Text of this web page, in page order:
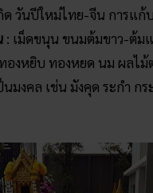
ด วันปีใหม่ไทย-จีน การแก้
: เม็ดขนุน ขนมต้มขาว-ต้ม
องหยิบ ทองหยด นม ผลไม้
มงคล เช่น มังคุด ระกำ ก